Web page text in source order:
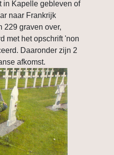
in Kapelle gebleven of
naar Frankrijk
229 graven over,
met het opschrift 'non
Daaronder zijn 2
afkomst.